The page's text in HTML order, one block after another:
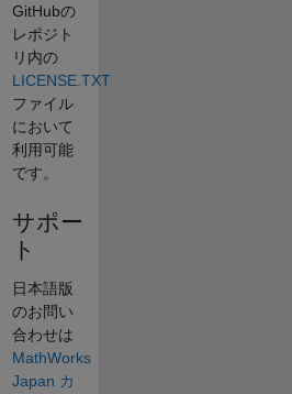
GitHubの
レポジト
リ内の
LICENSE.TXT
ファイル
において
利用可能
です。
サポー
ト
日本語版
のお問い
合わせは
MathWorks
Japan カ